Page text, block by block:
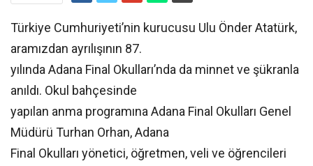
Türkiye Cumhuriyeti’nin kurucusu Ulu Önder Atatürk,
aramızdan ayrılışının 87.
yılında Adana Final Okulları’nda da minnet ve şükranla
anıldı. Okul bahçesinde
yapılan anma programına Adana Final Okulları Genel
Müdürü Turhan Orhan, Adana
Final Okulları yönetici, öğretmen, veli ve öğrencileri